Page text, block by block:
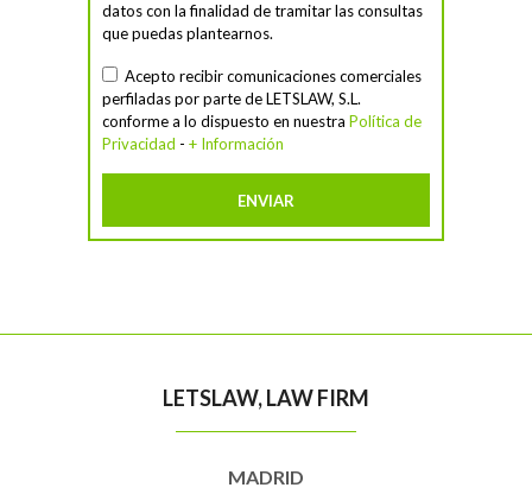
datos con la finalidad de tramitar las consultas
que puedas plantearnos.
Acepto recibir comunicaciones comerciales
perfiladas por parte de LETSLAW, S.L.
conforme a lo dispuesto en nuestra Política de
Privacidad - + Información
LETSLAW, LAW FIRM
MADRID